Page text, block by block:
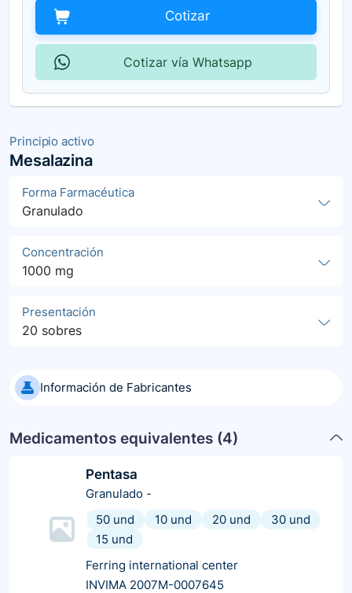
Principio activo
Mesalazina
Forma Farmacéutica
Granulado
Concentración
1000 mg
Presentación
20 sobres
Información de Fabricantes
Medicamentos equivalentes (4)
Pentasa
Granulado -
50 und
10 und 20 und
30 und
15 und
Ferring international center
INVIMA 2007M-0007645
Cotizar
Cotizar vía Whatsapp